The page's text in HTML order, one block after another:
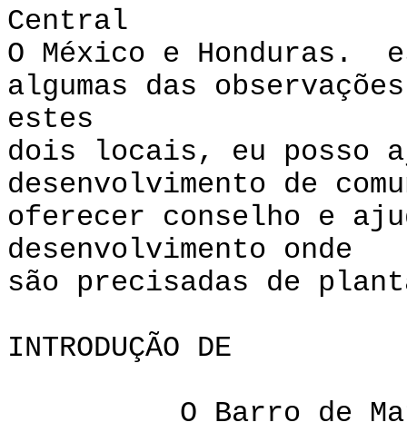
Central
O México e Honduras.
algumas das
estes
dois locais, eu posso
desenvolvimento de
oferecer conselho e
desenvolvimento onde
são precisadas de
O Barro de